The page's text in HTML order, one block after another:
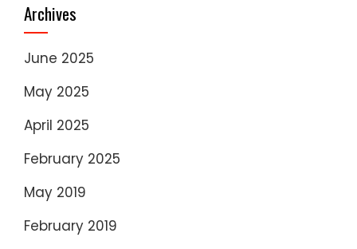
Archives
June 2025
May 2025
April 2025
February 2025
May 2019
February 2019